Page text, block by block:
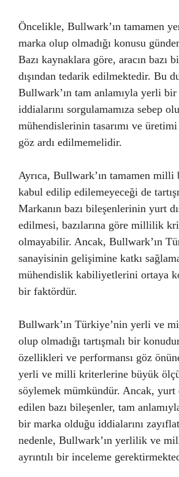
Öncelikle, Bullwark’ın tamamen
marka olup olmadığı konusu
Bazı kaynaklara göre, aracın bazı
dışından tedarik edilmektedir. Bu
Bullwark’ın tam anlamıyla yerli
iddialarını sorgulamamıza sebep
mühendislerinin tasarımı ve
göz ardı edilmemelidir.
Ayrıca, Bullwark’ın tamamen
kabul edilip edilemeyeceği de
Markanın bazı bileşenlerinin yurt
edilmesi, bazılarına göre millilik
olmayabilir. Ancak, Bullwark’ın
sanayisinin gelişimine katkı
mühendislik kabiliyetlerini ortaya
bir faktördür.
Bullwark’ın Türkiye’nin yerli ve
olup olmadığı tartışmalı bir
özellikleri ve performansı göz
yerli ve milli kriterlerine büyük
söylemek mümkündür. Ancak, yurt
edilen bazı bileşenler, tam
bir marka olduğu iddialarını
nedenle, Bullwark’ın yerlilik ve
ayrıntılı bir inceleme